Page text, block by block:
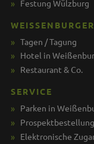
Festung Wülzburg
WEISSENBURGER
Tagen / Tagung
Hotel in
Restaurant & Co.
SERVICE
Parken in
Prospektbestellung
Elektronische